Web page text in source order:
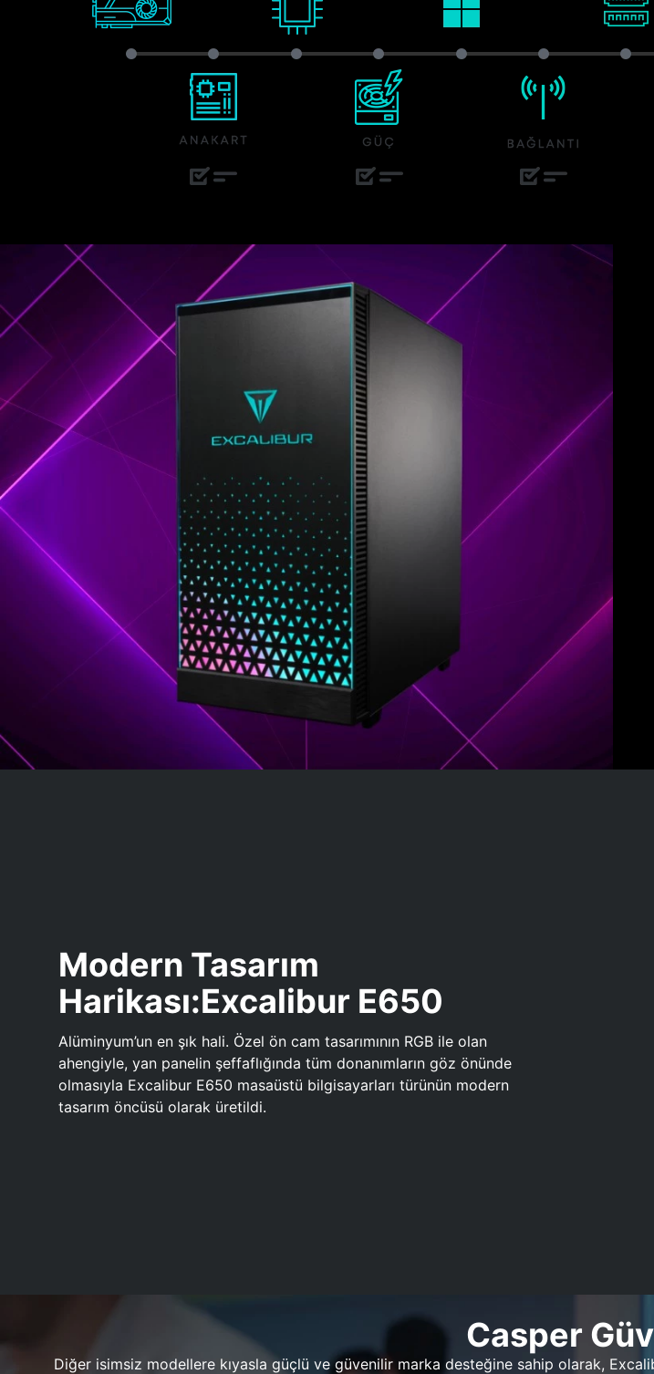
Modern Tasarım
Harikası:Excalibur E650
Alüminyum’un en şık hali. Özel ön cam tasarımının RGB ile olan
ahengiyle, yan panelin şeffaflığında tüm donanımların göz önünde
olmasıyla Excalibur E650 masaüstü bilgisayarları türünün modern
tasarım öncüsü olarak üretildi.
Casper
Diğer isimsiz modellere kıyasla güçlü ve güvenilir marka desteğine sahip olarak,